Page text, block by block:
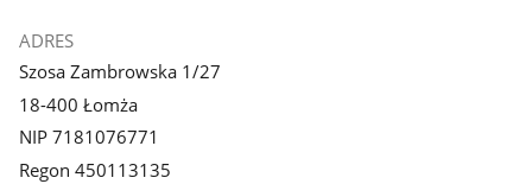
ADRES
Szosa Zambrowska 1/27
18-400 Łomża
NIP 7181076771
Regon 450113135